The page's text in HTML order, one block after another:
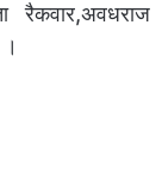
रैकवार,अवधराज